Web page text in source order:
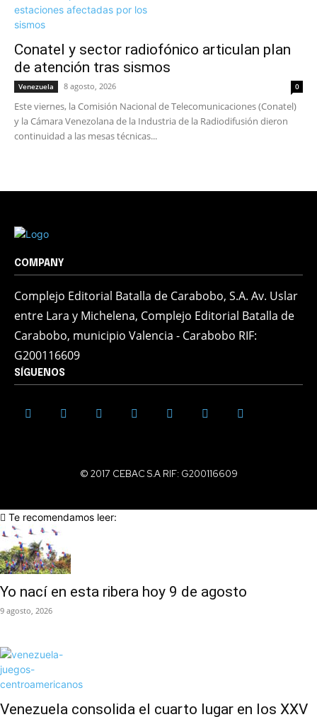
Conatel y sector radiofónico articulan plan
de atención tras sismos
Venezuela 8 agosto, 2026 0
Este viernes, la Comisión Nacional de Telecomunicaciones (Conatel)
y la Cámara Venezolana de la Industria de la Radiodifusión dieron
continuidad a las mesas técnicas...
COMPANY
Complejo Editorial Batalla de Carabobo, S.A. Av. Uslar
entre Lara y Michelena, Complejo Editorial Batalla de
Carabobo, municipio Valencia - Carabobo RIF:
G200116609
SÍGUENOS
© 2017 CEBAC S.A RIF: G200116609
Te recomendamos leer:
Yo nací en esta ribera hoy 9 de agosto
9 agosto, 2026
Venezuela consolida el cuarto lugar en los XXV